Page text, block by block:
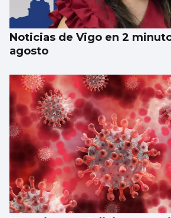
Noticias de Vigo en 2
agosto